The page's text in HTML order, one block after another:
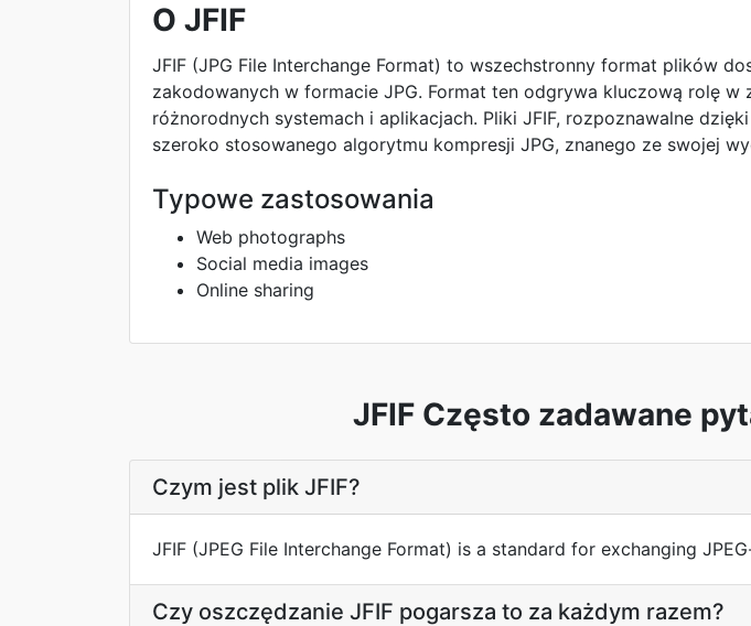
O JFIF
JFIF (JPG File Interchange Format) to wszechstronny format plików
zakodowanych w formacie JPG. Format ten odgrywa kluczową rolę
różnorodnych systemach i aplikacjach. Pliki JFIF, rozpoznawalne
szeroko stosowanego algorytmu kompresji JPG, znanego ze swojej
Typowe zastosowania
Web photographs
Social media images
Online sharing
JFIF Często zadawane
Czym jest plik JFIF?
JFIF (JPEG File Interchange Format) is a standard for exchanging
Czy oszczędzanie JFIF pogarsza to za każdym razem?